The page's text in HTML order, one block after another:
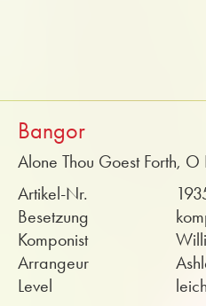
Bangor
Alone Thou Goest Forth, O
Artikel-Nr.
Besetzung
Komponist
Arrangeur
Level